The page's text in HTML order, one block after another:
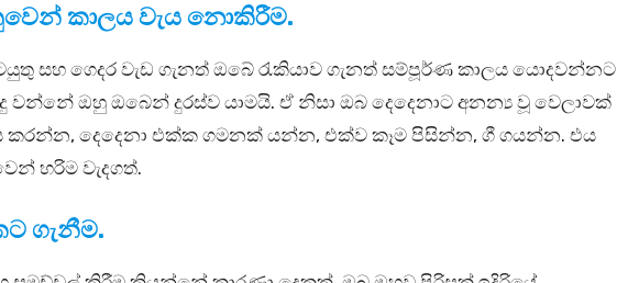
කාලය වැය නොකිරීම.
සහ ගෙදර වැඩ ගැනත් ඔබේ රැකියාව ගැනත් සම්පූර්ණ කාලය යොදවන්නට
ඔහු ඔබෙන් දුරස්ව යාමයි. ඒ නිසා ඔබ දෙදෙනාට අනන්‍ය වූ වෙලාවක්
කරන්න, දෙදෙනා එක්ක ගමනක් යන්න, එක්ව කෑම පිසින්න, ගී ගයන්න. එය
හරිම වැදගත්.
ගැනීම.